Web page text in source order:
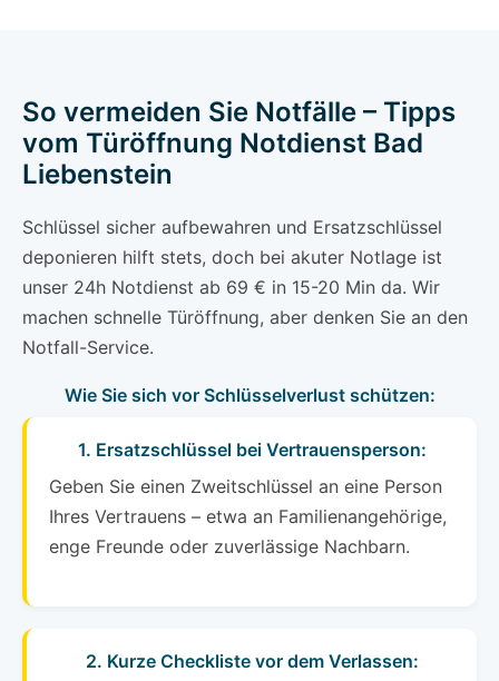
So vermeiden Sie Notfälle – Tipps
vom Türöffnung Notdienst Bad
Liebenstein
Schlüssel sicher aufbewahren und Ersatzschlüssel
deponieren hilft stets, doch bei akuter Notlage ist
unser 24h Notdienst ab 69 € in 15-20 Min da. Wir
machen schnelle Türöffnung, aber denken Sie an den
Notfall-Service.
Wie Sie sich vor Schlüsselverlust schützen:
1. Ersatzschlüssel bei Vertrauensperson:
Geben Sie einen Zweitschlüssel an eine Person
Ihres Vertrauens – etwa an Familienangehörige,
enge Freunde oder zuverlässige Nachbarn.
2. Kurze Checkliste vor dem Verlassen: